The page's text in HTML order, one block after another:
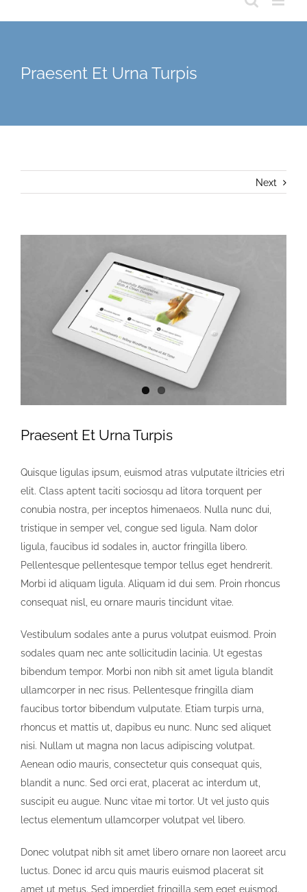
Praesent Et Urna Turpis
Next
Praesent Et Urna Turpis
Quisque ligulas ipsum, euismod atras vulputate iltricies etri
elit. Class aptent taciti sociosqu ad litora torquent per
conubia nostra, per inceptos himenaeos. Nulla nunc dui,
tristique in semper vel, congue sed ligula. Nam dolor
ligula, faucibus id sodales in, auctor fringilla libero.
Pellentesque pellentesque tempor tellus eget hendrerit.
Morbi id aliquam ligula. Aliquam id dui sem. Proin rhoncus
consequat nisl, eu ornare mauris tincidunt vitae.
Vestibulum sodales ante a purus volutpat euismod. Proin
sodales quam nec ante sollicitudin lacinia. Ut egestas
bibendum tempor. Morbi non nibh sit amet ligula blandit
ullamcorper in nec risus. Pellentesque fringilla diam
faucibus tortor bibendum vulputate. Etiam turpis urna,
rhoncus et mattis ut, dapibus eu nunc. Nunc sed aliquet
nisi. Nullam ut magna non lacus adipiscing volutpat.
Aenean odio mauris, consectetur quis consequat quis,
blandit a nunc. Sed orci erat, placerat ac interdum ut,
suscipit eu augue. Nunc vitae mi tortor. Ut vel justo quis
lectus elementum ullamcorper volutpat vel libero.
Donec volutpat nibh sit amet libero ornare non laoreet arcu
luctus. Donec id arcu quis mauris euismod placerat sit
amet ut metus. Sed imperdiet fringilla sem eget euismod.